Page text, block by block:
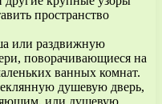
пространство
или раздвижную
поворачивающиеся на
ванных комнат.
душевую дверь,